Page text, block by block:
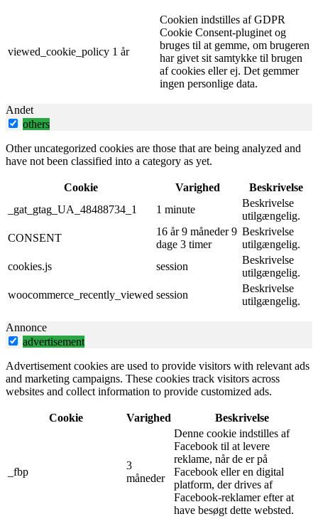
viewed_cookie_policy 1 år
Cookien indstilles af GDPR
Cookie Consent-pluginet og
bruges til at gemme, om brugeren
har givet sit samtykke til brugen
af ​​cookies eller ej. Det gemmer
ingen personlige data.
Andet
others
Other uncategorized cookies are those that are being analyzed and
have not been classified into a category as yet.
Cookie Varighed
Beskrivelse
_gat_gtag_UA_48488734_1
1 minute
Beskrivelse
utilgængelig.
CONSENT
16 år 9 måneder 9
dage 3 timer
Beskrivelse
utilgængelig.
cookies.js
session
Beskrivelse
utilgængelig.
woocommerce_recently_viewed session
Beskrivelse
utilgængelig.
Annonce
advertisement
Advertisement cookies are used to provide visitors with relevant ads
and marketing campaigns. These cookies track visitors across
websites and collect information to provide customized ads.
Cookie Varighed Beskrivelse
_fbp
3
måneder
Denne cookie indstilles af
Facebook til at levere
reklame, når de er på
Facebook eller en digital
platform, der drives af
Facebook-reklamer efter at
have besøgt dette websted.